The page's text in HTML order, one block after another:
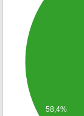
58,4%